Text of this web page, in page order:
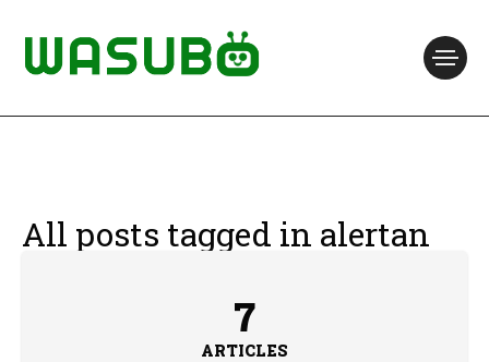
All posts tagged in alertan
7
ARTICLES